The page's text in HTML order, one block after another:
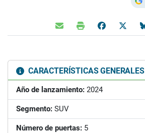
CARACTERÍSTICAS GENERALES
Año de lanzamiento: 2024
Segmento: SUV
Número de puertas: 5